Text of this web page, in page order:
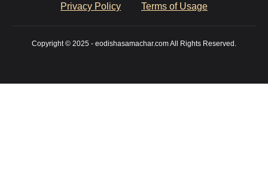
Privacy Policy
Terms of Usage
Copyright © 2025 - eodishasamachar.com All Rights Reserved.